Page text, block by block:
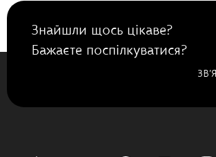
Знайшли щось цікаве?
Бажаєте поспілкуватися?